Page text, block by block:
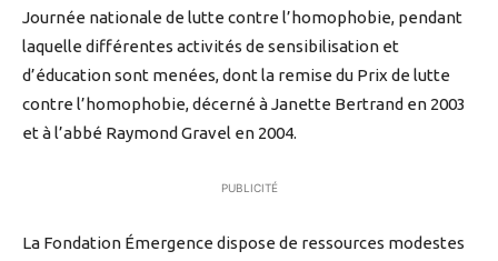
Journée nationale de lutte contre l’homophobie, pendant
laquelle différentes activités de sensibilisation et
d’éducation sont menées, dont la remise du Prix de lutte
contre l’homophobie, décerné à Janette Bertrand en 2003
et à l’abbé Raymond Gravel en 2004.
PUBLICITÉ
La Fondation Émergence dispose de ressources modestes